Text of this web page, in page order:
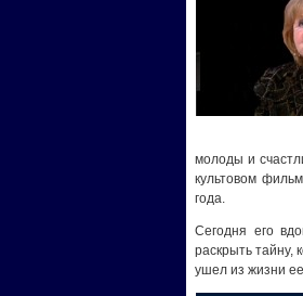
молоды и
культовом
года.
Сегодня его
раскрыть тайну,
ушел из жизни